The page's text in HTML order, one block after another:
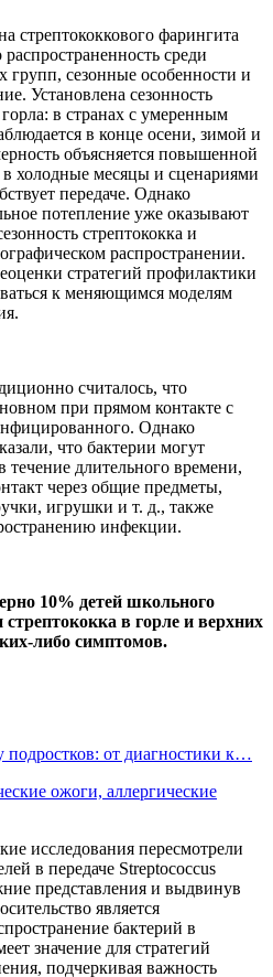
стрептококкового фарингита
среди
групп, сезонные особенности и
Установлена сезонность
в странах с умеренным
в конце осени, зимой и
объясняется повышенной
холодные месяцы и сценариями
передаче. Однако
потепление уже оказывают
стрептококка и
распространении.
стратегий профилактики
к меняющимся моделям
считалось, что
при прямом контакте с
Однако
что бактерии могут
течение длительного времени,
через общие предметы,
игрушки и т. д., также
инфекции.
10% детей школьного
стрептококка в горле и верхних
либо симптомов.
подростков: от диагностики к…
ожоги, аллергические
исследования пересмотрели
в передаче Streptococcus
представления и выдвинув
является
бактерий в
значение для стратегий
подчеркивая важность